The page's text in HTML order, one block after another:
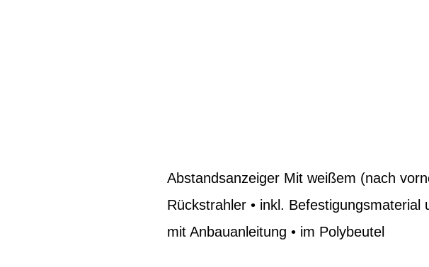
Abstandsanzeiger Mit weißem (nach
Rückstrahler • inkl. Befestigungsmaterial
mit Anbauanleitung • im Polybeutel